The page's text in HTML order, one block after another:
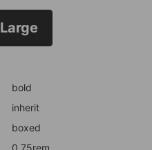
Large
bold
inherit
boxed
0.75rem